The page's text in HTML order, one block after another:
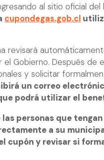
al sitio oficial del
cupondegas.gob.cl
revisará
Gobierno. Después de
y solicitar
un correo
podrá utilizar el
personas que
a su
cupón y revisar si